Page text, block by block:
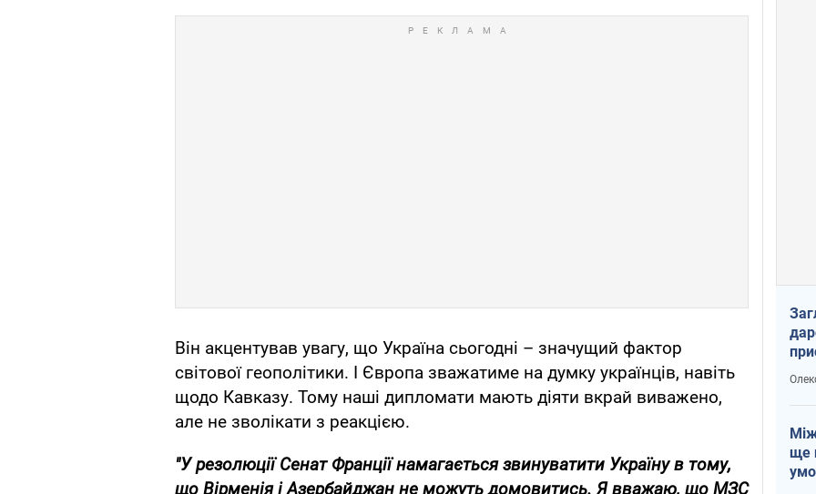
Він акцентував увагу, що Україна сьогодні – значущий фактор
світової геополітики. І Європа зважатиме на думку українців, навіть
щодо Кавказу. Тому наші дипломати мають діяти вкрай виважено,
але не зволікати з реакцією.
"У резолюції Сенат Франції намагається звинуватити Україну в тому,
що Вірменія і Азербайджан не можуть домовитись. Я вважаю, що МЗС
ще